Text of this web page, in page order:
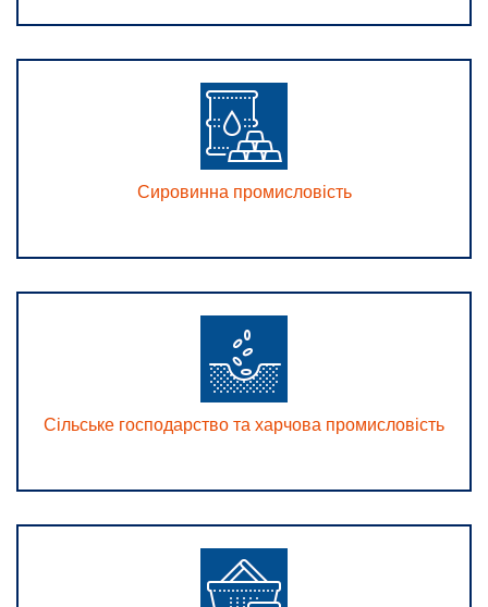
Сировинна промисловість
Сільське господарство та харчова промисловість